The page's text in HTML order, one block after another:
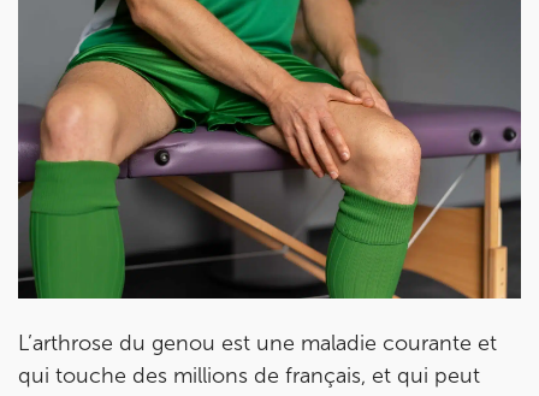
L’arthrose du genou est une maladie courante et
qui touche des millions de français, et qui peut
Prendre rendez-vous
avec les équipes
de Jérôme Auger
Bénéficiez de l’ expertise de Jérôme Augeren
prenant rendez-vous avecses équipesdans votre
IK – Institut Kinésithérapie
le plus proche
de chez vous ou chezKOSS, votre allié sport du